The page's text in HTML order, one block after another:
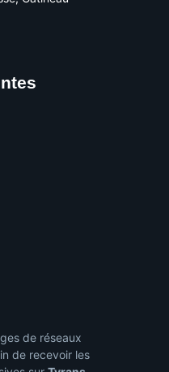
de réseaux
de recevoir les